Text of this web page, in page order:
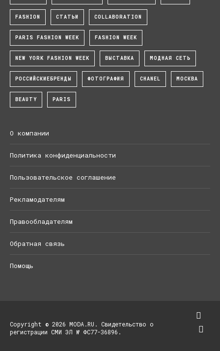
FASHION СТАТЬИ COLLABORATION
PARIS FASHION WEEK FASHION WEEK
NEW YORK FASHION WEEK ВЫСТАВКА МОДНАЯ СЕТЬ
РОССИЙСКИЕБРЕНДЫ ФОТОГРАФИЯ CHANEL МОСКВА
BEAUTY PARIS
О компании
Политика конфиденциальности
Пользовательское соглашение
Рекламодателям
Правообладателям
Обратная связь
Помощь
Copyright © 2026 MODA.RU. Свидетельство о
регистрации СМИ ЭЛ № ФС77-36896.